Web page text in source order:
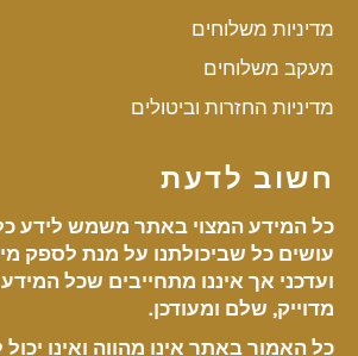
מדיניות משלוחים
מעקב משלוחים
מדיניות החזרות וביטולים
חשוב לדעת
כל המידע המצוי באתר משמש לידע
עושים כל שביכולתנו על מנת לספק
ועדכני אך איננו מתחייבים שכל
מדוייק, שלם ומעודכן.
כל האמור באתר אינו מהווה ואינו